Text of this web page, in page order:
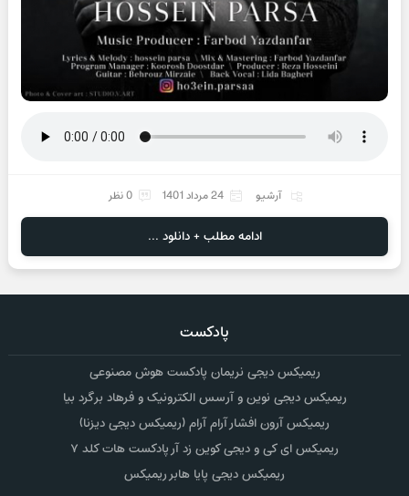
آرشیو 24 مرداد 1401 0 نظر
ادامه مطلب + دانلود ...
پادکست
ریمیکس دیجی نریمان پادکست هوش مصنوعی
ریمیکس دیجی نوین و آرسس الکترونیک و فرهاد برگرد بیا
ریمیکس آرون افشار آرام آرام (ریمیکس دیجی دیزنا)
ریمیکس ای کی و دیجی کوین زد آر پادکست هات کلد ۷
ریمیکس دیجی پایا هابر ریمیکس